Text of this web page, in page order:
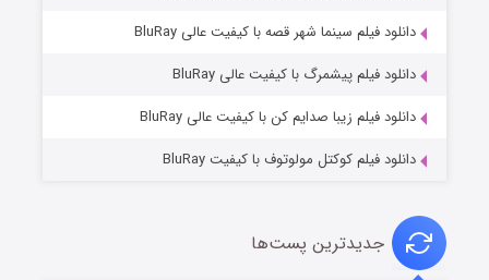
دانلود فیلم سینما شهر قصه با کیفیت عالی BluRay
دانلود فیلم پیشمرگ با کیفیت عالی BluRay
دانلود فیلم زیبا صدایم کن با کیفیت عالی BluRay
دانلود فیلم کوکتل مولوتوف با کیفیت BluRay
جدیدترین پست‌ها